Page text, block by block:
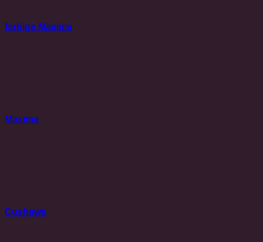
farbige Maxima
Maxima
Cushaws